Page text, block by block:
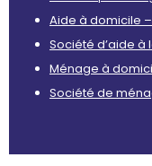
Aide à domicile
Société d’aide à
Ménage à
Société de